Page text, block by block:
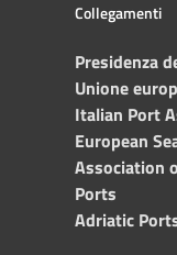
Collegamenti
Presidenza
Unione
Italian Port
European
Association
Ports
Adriatic